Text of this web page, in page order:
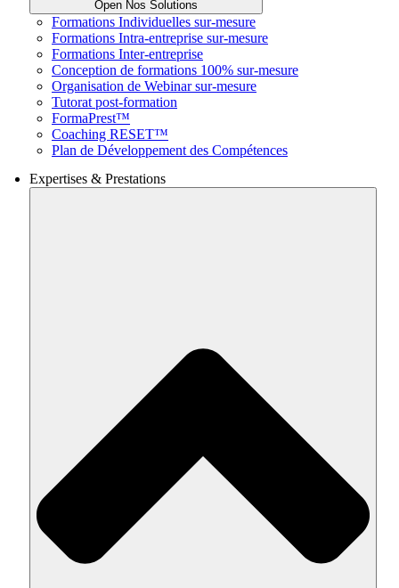
Open Nos Solutions
Formations Individuelles sur-mesure
Formations Intra-entreprise sur-mesure
Formations Inter-entreprise
Conception de formations 100% sur-mesure
Organisation de Webinar sur-mesure
Tutorat post-formation
FormaPrest™
Coaching RESET™
Plan de Développement des Compétences
Expertises & Prestations